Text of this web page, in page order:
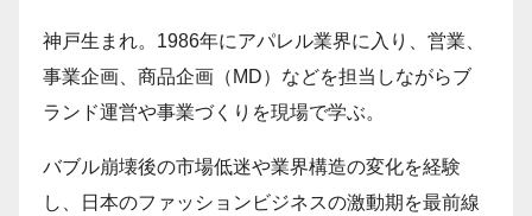
神戸生まれ。1986年にアパレル業界に入り、営業、
事業企画、商品企画（MD）などを担当しながらブ
ランド運営や事業づくりを現場で学ぶ。
バブル崩壊後の市場低迷や業界構造の変化を経験
し、日本のファッションビジネスの激動期を最前線